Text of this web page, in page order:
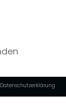
Datenschutzerklärung